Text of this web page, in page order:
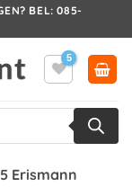
BEL: 085-
Erismann